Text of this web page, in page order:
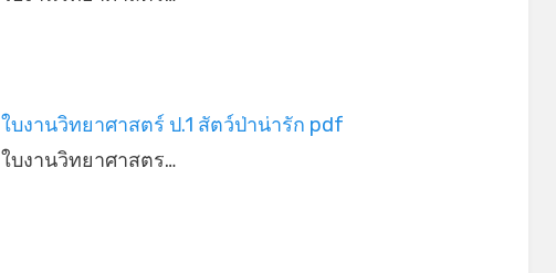
ใบงานวิทยาศาสตร์ ป.1 สัตว์ป่าน่ารัก pdf
ใบงานวิทยาศาสตร…